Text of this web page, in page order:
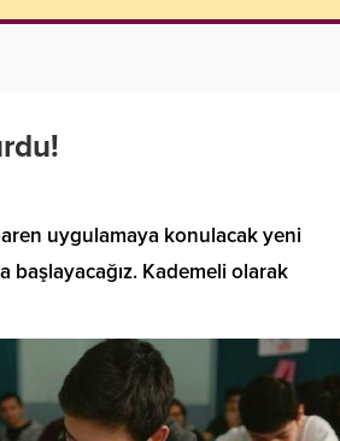
uygulamaya konulacak yeni
başlayacağız. Kademeli olarak